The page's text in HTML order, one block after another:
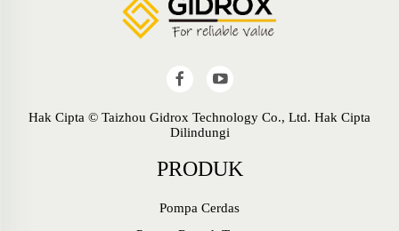
Hak Cipta © Taizhou Gidrox Technology Co., Ltd. Hak Cipta
Dilindungi
PRODUK
Pompa Cerdas